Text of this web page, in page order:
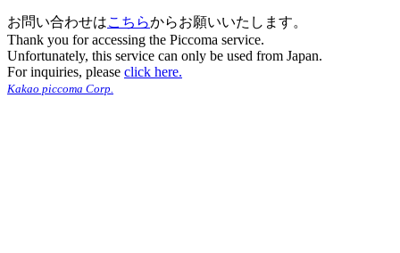
お問い合わせはこちらからお願いいたします。
Thank you for accessing the Piccoma service.
Unfortunately, this service can only be used from Japan.
For inquiries, please click here.
Kakao piccoma Corp.